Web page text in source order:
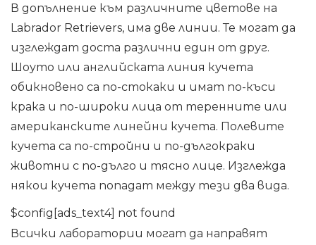
В допълнение към различните цветове на
Labrador Retrievers, има две линии. Те могат да
изглеждат доста различни един от друг.
Шоуто или английската линия кучета
обикновено са по-стокаки и имат по-къси
крака и по-широки лица от теренните или
американските линейни кучета. Полевите
кучета са по-стройни и по-дългокраки
животни с по-дълго и тясно лице. Изглежда
някои кучета попадат между тези два вида.
$config[ads_text4] not found
Всички лаборатории могат да направят